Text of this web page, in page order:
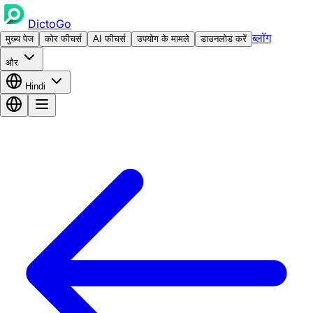
DictoGo
मुख्य पेज कोर फीचर्स AI फीचर्स उपयोग के मामले डाउनलोड करें ब्लॉग
और
Hindi